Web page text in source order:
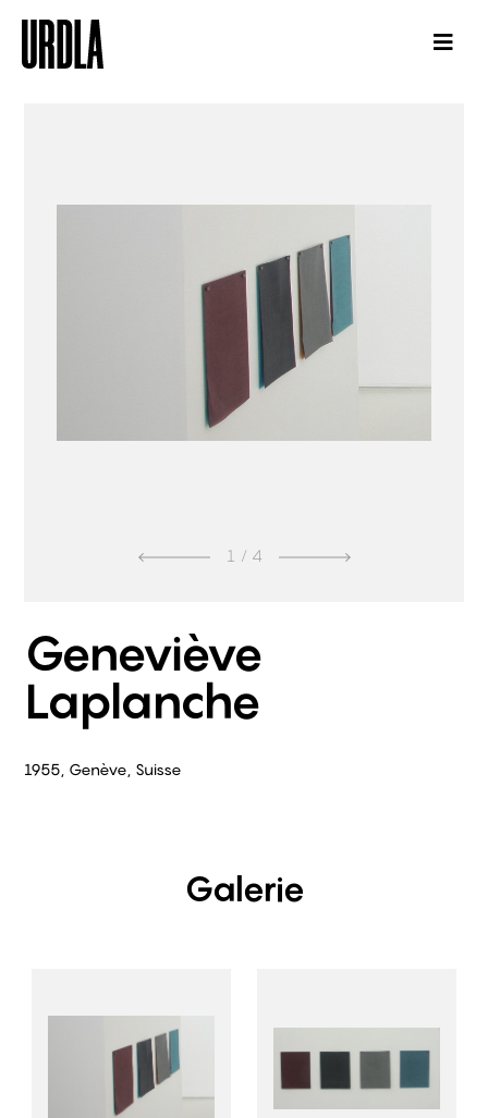
1 / 4
Geneviève
Laplanche
1955, Genève, Suisse
Galerie